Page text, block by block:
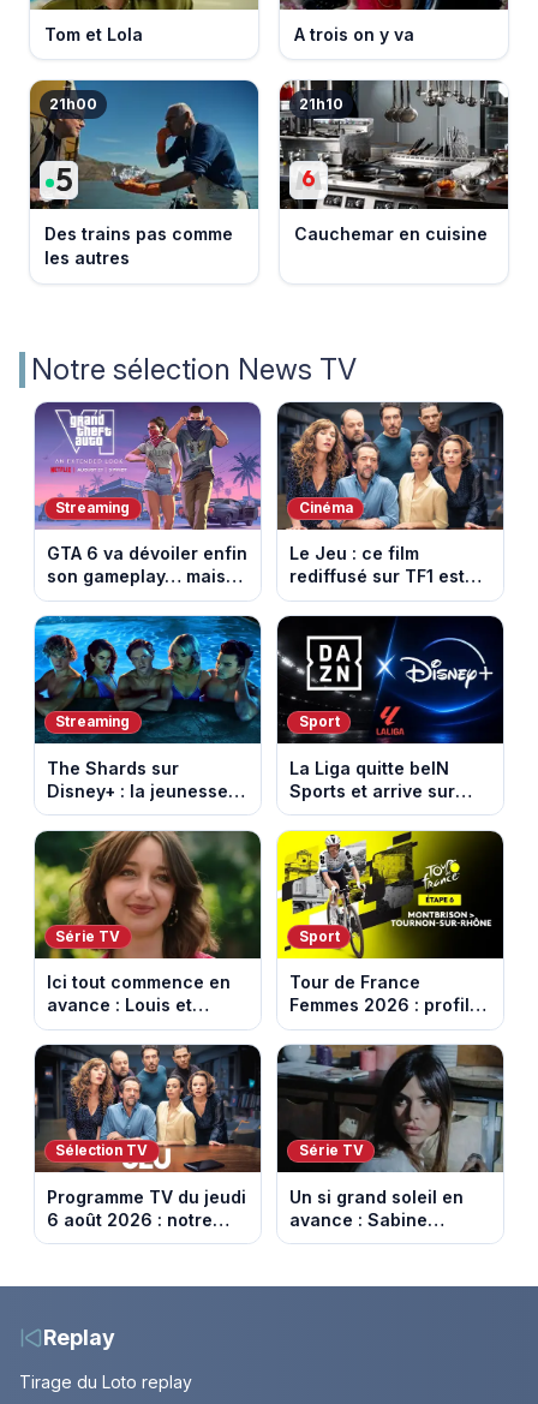
Tom et Lola A trois on y va
21h00
Des trains pas comme
les autres
21h10
Cauchemar en cuisine
Notre sélection News TV
Streaming
GTA 6 va dévoiler enfin
son gameplay… mais
d’abord sur Netflix
Cinéma
Le Jeu : ce film
rediffusé sur TF1 est
adapté d’un succès
italien devenu un
phénomène mondial
Streaming
The Shards sur
Disney+ : la jeunesse
dorée de Los Angeles
face à un tueur dans
les années 80
Sport
La Liga quitte beIN
Sports et arrive sur
DAZN et Disney+ en
France
Série TV
Ici tout commence en
avance : Louis et
Jasmine enfin en
couple. Episode du 7
août 2026 (spoiler)
Sport
Tour de France
Femmes 2026 : profil
et horaires de la 6e
étape entre
Montbrison et
Tournon-sur-Rhône
Sélection TV
Programme TV du jeudi
6 août 2026 : notre
sélection pour votre
Série TV
Un si grand soleil en
avance : Sabine
menacée par Céleste.
2026 (spoiler).
Replay
Tirage du Loto replay